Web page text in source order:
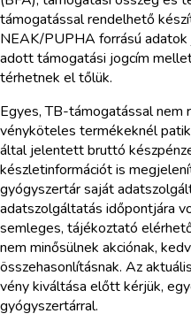
támogatással rendelhető
NEAK/PUPHA forrású
adott támogatási jogcím
térhetnek el tőlük.
Egyes, TB-támogatással nem
vényköteles termékeknél
által jelentett bruttó
készletinformációt is
gyógyszertár saját
adatszolgáltatás időpontjára
semleges, tájékoztató
nem minősülnek akciónak,
összehasonlításnak. Az
vény kiváltása előtt kérjük,
gyógyszertárral.